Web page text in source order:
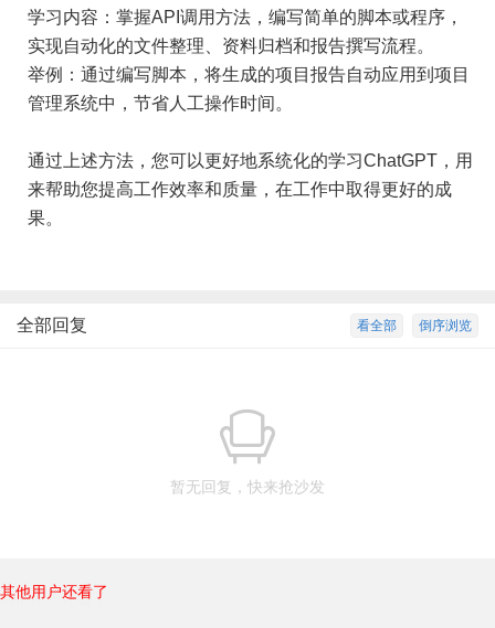
学习内容：掌握API调用方法，编写简单的脚本或程序，
实现自动化的文件整理、资料归档和报告撰写流程。
举例：通过编写脚本，将生成的项目报告自动应用到项目
管理系统中，节省人工操作时间。
通过上述方法，您可以更好地系统化的学习ChatGPT，用
来帮助您提高工作效率和质量，在工作中取得更好的成
果。
倒序浏览
看全部
全部回复
暂无回复，快来抢沙发
其他用户还看了